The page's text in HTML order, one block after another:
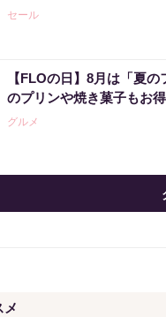
セール
【FLOの日】8月は「夏
のプリンや焼き菓子もお得
グルメ
メ